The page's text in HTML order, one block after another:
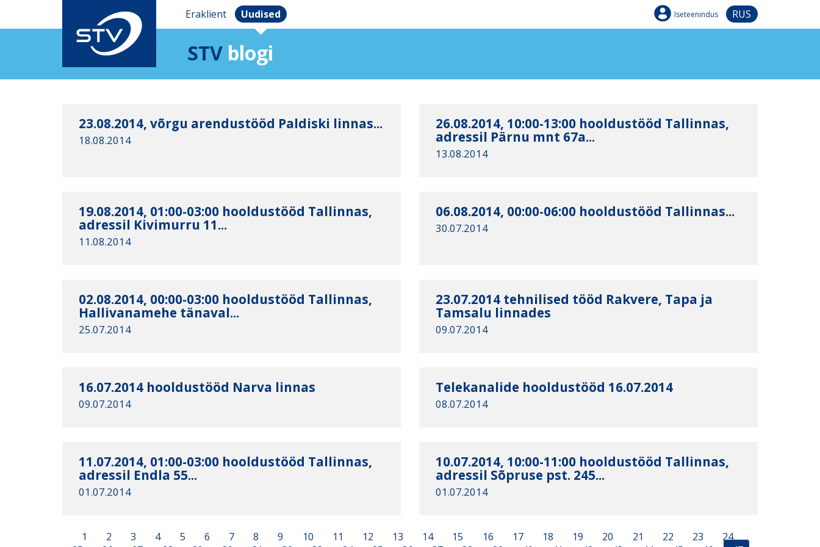
Eraklient Uudised Iseteenindus RUS
STV blogi
23.08.2014, võrgu arendustööd Paldiski linnas...
18.08.2014
26.08.2014, 10:00-13:00 hooldustööd Tallinnas,
adressil Pärnu mnt 67a...
13.08.2014
19.08.2014, 01:00-03:00 hooldustööd Tallinnas,
adressil Kivimurru 11...
11.08.2014
06.08.2014, 00:00-06:00 hooldustööd Tallinnas...
30.07.2014
02.08.2014, 00:00-03:00 hooldustööd Tallinnas,
Hallivanamehe tänaval...
25.07.2014
23.07.2014 tehnilised tööd Rakvere, Tapa ja
Tamsalu linnades
09.07.2014
16.07.2014 hooldustööd Narva linnas
09.07.2014
Telekanalide hooldustööd 16.07.2014
08.07.2014
11.07.2014, 01:00-03:00 hooldustööd Tallinnas,
adressil Endla 55...
01.07.2014
10.07.2014, 10:00-11:00 hooldustööd Tallinnas,
adressil Sõpruse pst. 245...
01.07.2014
1 2 3 4 5 6 7 8 9 10 11 12 13 14 15 16 17 18 19 20 21 22 23
24